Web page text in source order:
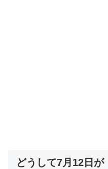
どうして7月12日が